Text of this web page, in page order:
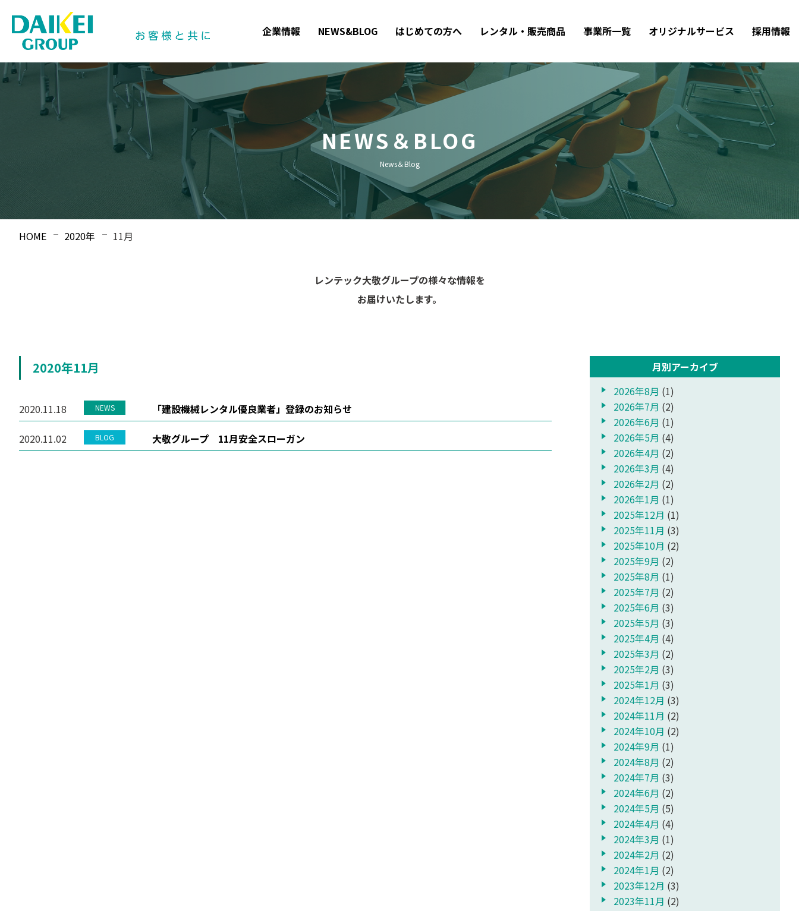
企業情報 NEWS&BLOG はじめての方へ レンタル・販売商品 事業所一覧 オリジナルサービス 採用情報
NEWS＆BLOG
News＆Blog
HOME 2020年 11月
レンテック大敬グループの様々な情報を
お届けいたします。
2020年11月
2020.11.18 NEWS 「建設機械レンタル優良業者」登録のお知らせ
2020.11.02 BLOG 大敬グループ 11月安全スローガン
月別アーカイブ
2026年8月 (1)
2026年7月 (2)
2026年6月 (1)
2026年5月 (4)
2026年4月 (2)
2026年3月 (4)
2026年2月 (2)
2026年1月 (1)
2025年12月 (1)
2025年11月 (3)
2025年10月 (2)
2025年9月 (2)
2025年8月 (1)
2025年7月 (2)
2025年6月 (3)
2025年5月 (3)
2025年4月 (4)
2025年3月 (2)
2025年2月 (3)
2025年1月 (3)
2024年12月 (3)
2024年11月 (2)
2024年10月 (2)
2024年9月 (1)
2024年8月 (2)
2024年7月 (3)
2024年6月 (2)
2024年5月 (5)
2024年4月 (4)
2024年3月 (1)
2024年2月 (2)
2024年1月 (2)
2023年12月 (3)
2023年11月 (2)